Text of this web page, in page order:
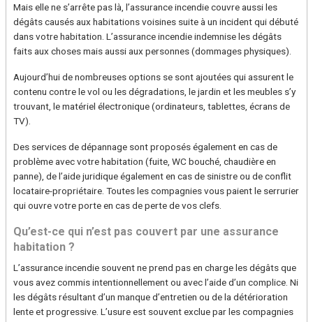
Mais elle ne s’arrête pas là, l’assurance incendie couvre aussi les
dégâts causés aux habitations voisines suite à un incident qui débuté
dans votre habitation. L’assurance incendie indemnise les dégâts
faits aux choses mais aussi aux personnes (dommages physiques).
Aujourd’hui de nombreuses options se sont ajoutées qui assurent le
contenu contre le vol ou les dégradations, le jardin et les meubles s’y
trouvant, le matériel électronique (ordinateurs, tablettes, écrans de
TV).
Des services de dépannage sont proposés également en cas de
problème avec votre habitation (fuite, WC bouché, chaudière en
panne), de l’aide juridique également en cas de sinistre ou de conflit
locataire-propriétaire. Toutes les compagnies vous paient le serrurier
qui ouvre votre porte en cas de perte de vos clefs.
Qu’est-ce qui n’est pas couvert par une assurance
habitation ?
L’assurance incendie souvent ne prend pas en charge les dégâts que
vous avez commis intentionnellement ou avec l’aide d’un complice. Ni
les dégâts résultant d’un manque d’entretien ou de la détérioration
lente et progressive. L’usure est souvent exclue par les compagnies